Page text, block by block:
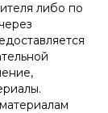
либо по